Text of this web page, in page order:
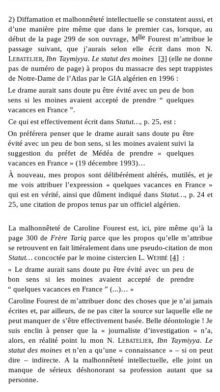
2) Diffamation et malhonnêteté intellectuelle se constatent aussi, et
d’une manière pire même que dans le premier cas, lorsque, au
début de la page 299 de son ouvrage, Mlle Fourest m’attribue le
passage suivant, que j’aurais selon elle écrit dans mon N.
Lebatelier, Ibn Taymiyya. Le statut des moines [3] (elle ne donne
pas de numéro de page) à propos du massacre des sept trappistes
de Notre-Dame de l’Atlas par le GIA algérien en 1996 :
Le drame aurait sans doute pu être évité avec un peu de bon
sens si les moines avaient accepté de prendre “ quelques
vacances en France ”.
Ce qui est effectivement écrit dansStatut…, p. 25, est :
On préférera penser que le drame aurait sans doute pu être
évité avec un peu de bon sens, si les moines avaient suivi la
sug­gestion du préfet de Médéa de prendre « quelques
vacances en France » (19 décembre 1993)…
À nouveau, mes propos sont délibérément altérés, mutilés, et je
me vois attribuer l’expression « quelques vacances en France »
qui est en vérité, ainsi que dûment indiqué dans Statut…, p. 24 et
25, une citation de propos tenus par un officiel algérien.
La malhonnêteté de Caroline Fourest est, ici, pire même qu’à la
page 300 de Frère Tariq parce que les propos qu’elle m’attribue
se retrouvent en fait littéralement dans une pseudo-citation de mon
Statut… concoctée par le moine cistercien L.Wehbé [4] :
« Le drame aurait sans doute pu être évité avec un peu de
bon sens si les moines avaient accepté de prendre
“ quelques vacances en France ” (...)… »
Caroline Fourest de m’attribuer donc des choses que je n’ai jamais
écrites et, par ailleurs, de ne pas citer la source sur laquelle elle ne
peut manquer de s’être effectivement basée. Belle déontologie ! Je
suis enclin à penser que la « journaliste d’investigation » n’a,
alors, en réalité point lu mon N.Lebatelier, Ibn Taymiyya. Le
statut des moines et n’en a qu’une « connaissance » – si on peut
dire – indirecte. A la malhonnêteté intellectuelle, elle joint un
manque de sérieux déshonorant sa profession autant que sa
personne.